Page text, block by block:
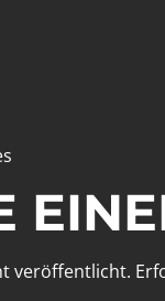
veröffentlicht.